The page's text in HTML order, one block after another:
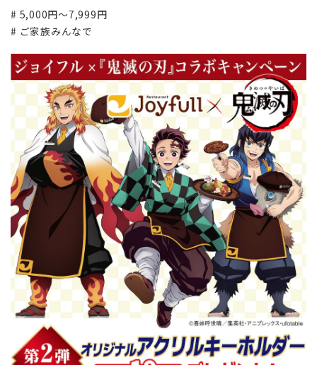
# 5,000円～7,999円
# ご家族みんなで